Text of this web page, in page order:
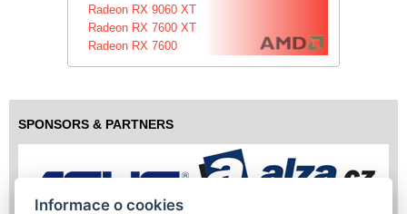
Radeon RX 9060 XT
Radeon RX 7600 XT
Radeon RX 7600
SPONSORS & PARTNERS
Informace o cookies